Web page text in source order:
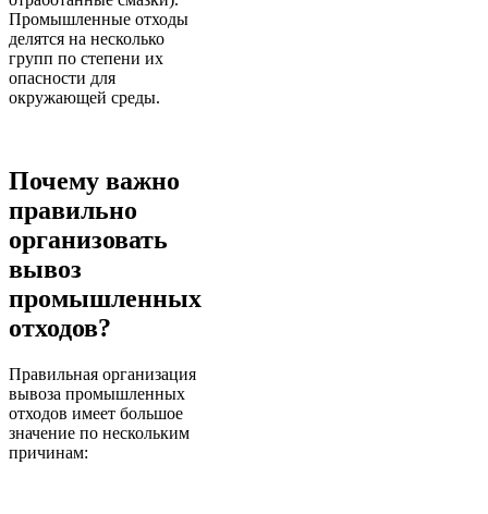
Промышленные отходы
делятся на несколько
групп по степени их
опасности для
окружающей среды.
Почему важно
правильно
организовать
вывоз
промышленных
отходов?
Правильная организация
вывоза промышленных
отходов имеет большое
значение по нескольким
причинам: